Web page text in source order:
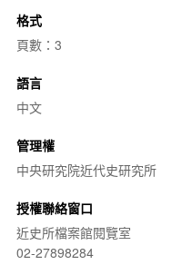
格式
頁數：3
語言
中文
管理權
中央研究院近代史研究所
授權聯絡窗口
近史所檔案館閱覽室
02-27898284